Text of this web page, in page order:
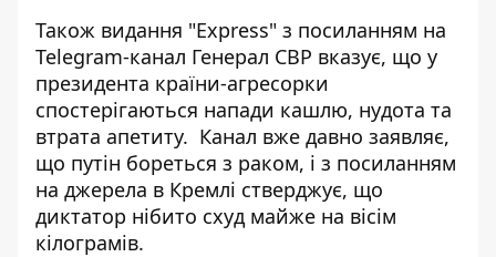
Також видання "Express" з посиланням на
Telegram-канал Генерал СВР вказує, що у
президента країни-агресорки
спостерігаються напади кашлю, нудота та
втрата апетиту. Канал вже давно заявляє,
що путін бореться з раком, і з посиланням
на джерела в Кремлі стверджує, що
диктатор нібито схуд майже на вісім
кілограмів.